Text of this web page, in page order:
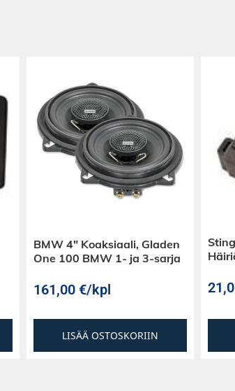
BMW 4″ Koaksiaali, Gladen
One 100 BMW 1- ja 3-sarja
161,00 €/kpl
LISÄÄ OSTOSKORIIN